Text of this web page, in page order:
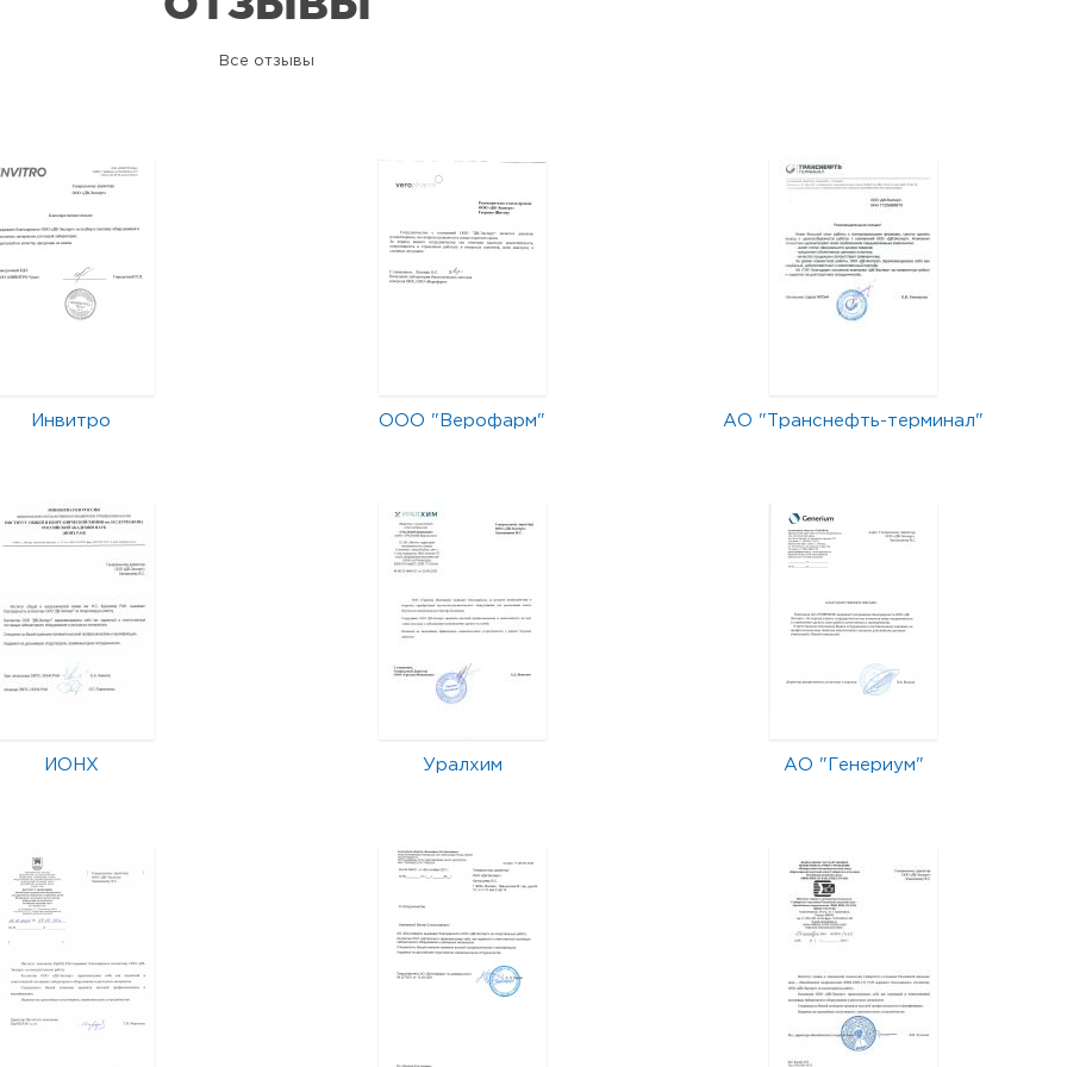
Все отзывы
Инвитро ООО "Верофарм" АО "Транснефть-терминал"
ИОНХ Уралхим АО "Генериум"